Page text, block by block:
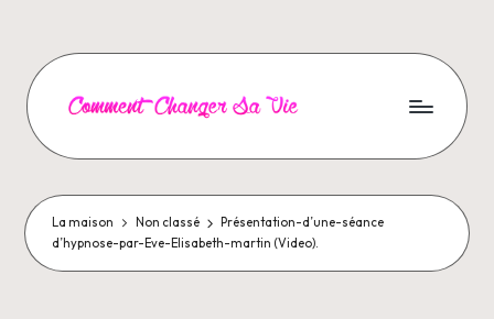
contenu
C
o
m
m
La maison Non classé
Présentation-d’une-séance
d’hypnose-par-Eve-Elisabeth-martin (Video).